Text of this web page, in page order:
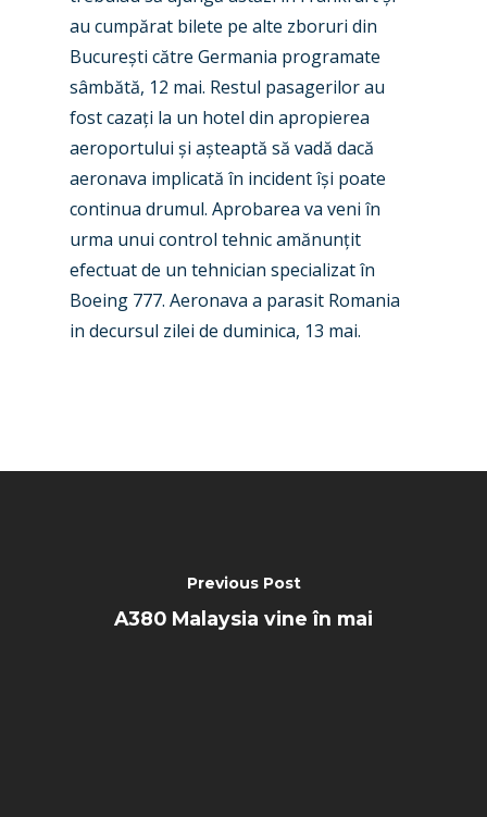
au cumpărat bilete pe alte zboruri din
București către Germania programate
sâmbătă, 12 mai. Restul pasagerilor au
fost cazați la un hotel din apropierea
aeroportului și așteaptă să vadă dacă
aeronava implicată în incident își poate
continua drumul. Aprobarea va veni în
urma unui control tehnic amănunțit
efectuat de un tehnician specializat în
Boeing 777. Aeronava a parasit Romania
in decursul zilei de duminica, 13 mai.
Previous Post
A380 Malaysia vine în mai
Farnborough 2024
Paris 2023
Farnborough 2022
Dubai 2019
Paris 2019
Trip Reports
Marketplace
Jobs
Contact